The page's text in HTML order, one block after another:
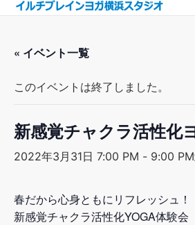
« イベント一覧
このイベントは終了しました。
新感覚チャクラ活性化
2022年3月31日 7:00 PM - 9:00 PM
春だから心身ともにリフレッシュ！
新感覚チャクラ活性化YOGA体験会